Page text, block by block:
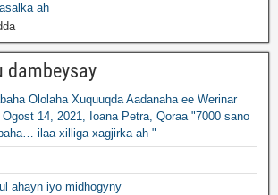
ah
dambeysay
Ololaha Xuquuqda Aadanaha ee Werinar
Ogost 14, 2021, Ioana Petra, Qoraa "7000 sano
ilaa xilliga xagjirka ah "
ahayn iyo midhogyny